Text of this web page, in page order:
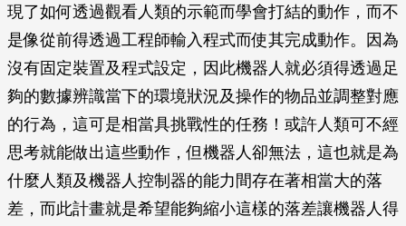
現了如何透過觀看人類的示範而學會打結的動作，而不
是像從前得透過工程師輸入程式而使其完成動作。因為
沒有固定裝置及程式設定，因此機器人就必須得透過足
夠的數據辨識當下的環境狀況及操作的物品並調整對應
的行為，這可是相當具挑戰性的任務！或許人類可不經
思考就能做出這些動作，但機器人卻無法，這也就是為
什麼人類及機器人控制器的能力間存在著相當大的落
差，而此計畫就是希望能夠縮小這樣的落差讓機器人得